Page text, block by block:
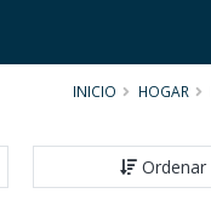
INICIO HOGAR
Ordenar